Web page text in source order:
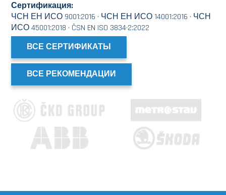
Сертификация:
ЧСН ЕН ИСО 9001:2016 · ЧСН ЕН ИСО 14001:2016 · ЧСН
ИСО 45001:2018 · ČSN EN ISO 3834·2:2022
ВСЕ СЕРТИФИКАТЫ
ВСЕ РЕКОМЕНДАЦИИ